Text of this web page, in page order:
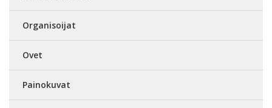
Organisoijat
Ovet
Painokuvat